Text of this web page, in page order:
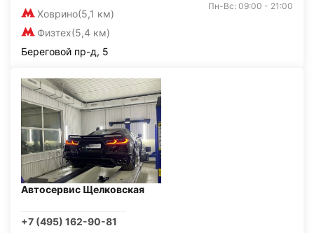
Ховрино(5,1 км)
Физтех(5,4 км)
Пн-Вс: 09:00 - 21:00
Береговой пр-д, 5
Автосервис Щелковская
+7 (495) 162-90-81